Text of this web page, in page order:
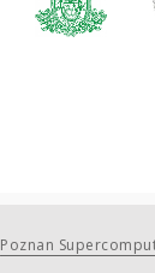
Poznan